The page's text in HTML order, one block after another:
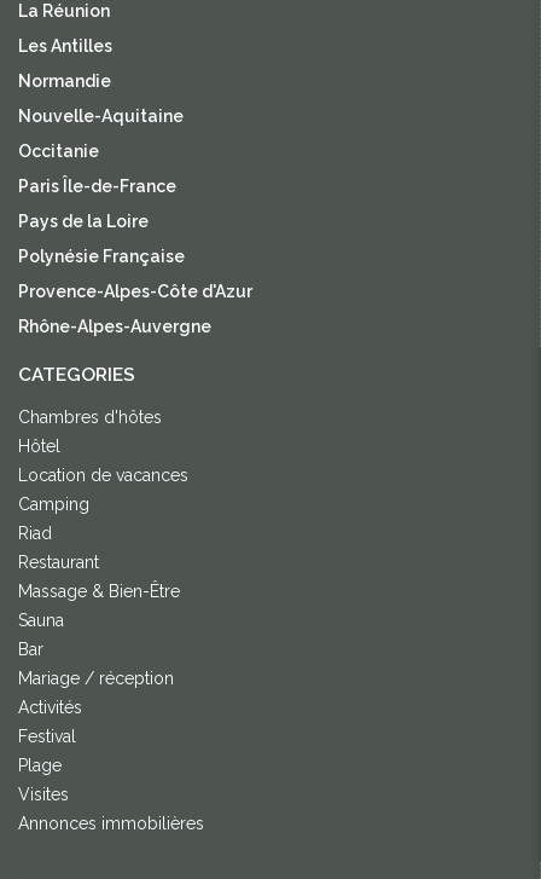
La Réunion
Les Antilles
Normandie
Nouvelle-Aquitaine
Occitanie
Paris Île-de-France
Pays de la Loire
Polynésie Française
Provence-Alpes-Côte d'Azur
Rhône-Alpes-Auvergne
CATEGORIES
Chambres d'hôtes
Hôtel
Location de vacances
Camping
Riad
Restaurant
Massage & Bien-Être
Sauna
Bar
Mariage / réception
Activités
Festival
Plage
Visites
Annonces immobilières